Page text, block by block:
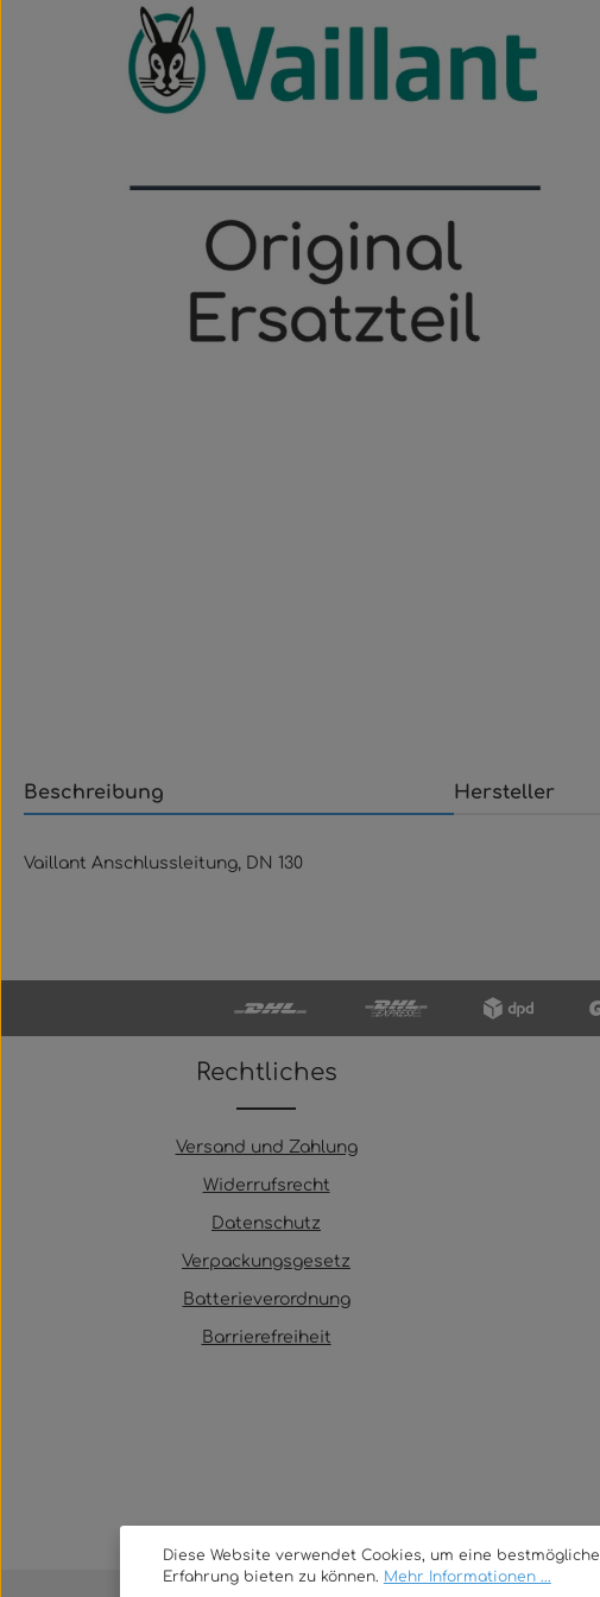
Beschreibung Hersteller
Vaillant Anschlussleitung, DN 130
Rechtliches
Versand und Zahlung
Widerrufsrecht
Datenschutz
Verpackungsgesetz
Batterieverordnung
Barrierefreiheit
Diese Website verwendet Cookies, um eine bestmögliche
Erfahrung bieten zu können. Mehr Informationen ...